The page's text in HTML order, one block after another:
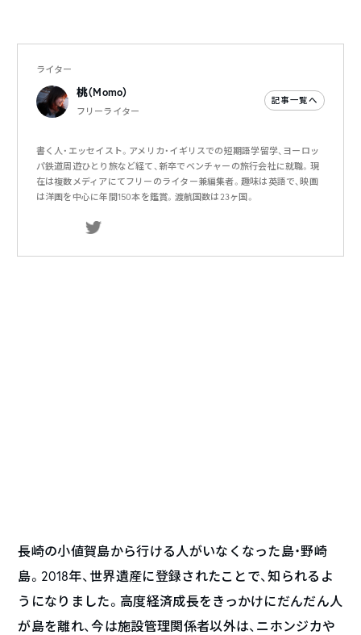
ライター
桃（Momo）
フリーライター
記事一覧へ
書く人・エッセイスト。アメリカ・イギリスでの短期語学留学、ヨーロッ
パ鉄道周遊ひとり旅など経て、新卒でベンチャーの旅行会社に就職。現
在は複数メディアにてフリーのライター兼編集者。趣味は英語で、映画
は洋画を中心に年間150本を鑑賞。渡航国数は23ヶ国。
長崎の小値賀島から行ける人がいなくなった島・野崎
島。2018年、世界遺産に登録されたことで、知られるよ
うになりました。高度経済成長をきっかけにだんだん人
が島を離れ、今は施設管理関係者以外は、ニホンジカや